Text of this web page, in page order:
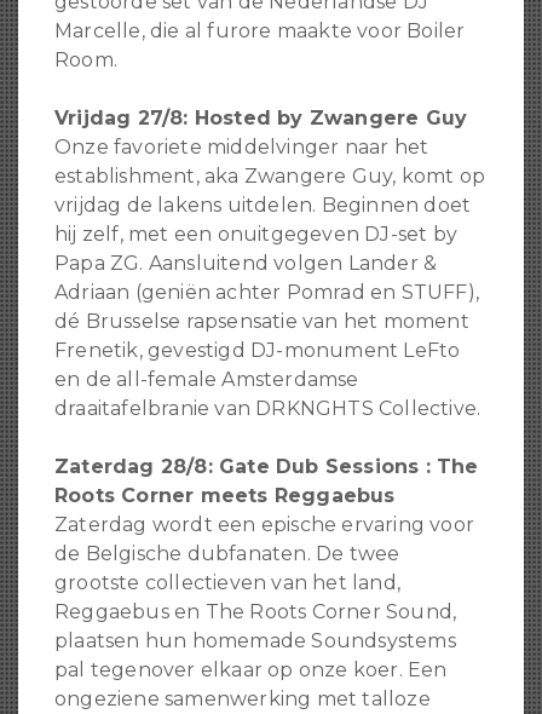
Marcelle, die al furore maakte voor Boiler
Room.
Vrijdag 27/8: Hosted by Zwangere Guy
Onze favoriete middelvinger naar het
establishment, aka Zwangere Guy, komt op
vrijdag de lakens uitdelen. Beginnen doet
hij zelf, met een onuitgegeven DJ-set by
Papa ZG. Aansluitend volgen Lander &
Adriaan (geniën achter Pomrad en STUFF),
dé Brusselse rapsensatie van het moment
Frenetik, gevestigd DJ-monument LeFto
en de all-female Amsterdamse
draaitafelbranie van DRKNGHTS Collective.
Zaterdag 28/8: Gate Dub Sessions : The
Roots Corner meets Reggaebus
Zaterdag wordt een epische ervaring voor
de Belgische dubfanaten. De twee
grootste collectieven van het land,
Reggaebus en The Roots Corner Sound,
plaatsen hun homemade Soundsystems
pal tegenover elkaar op onze koer. Een
ongeziene samenwerking met talloze